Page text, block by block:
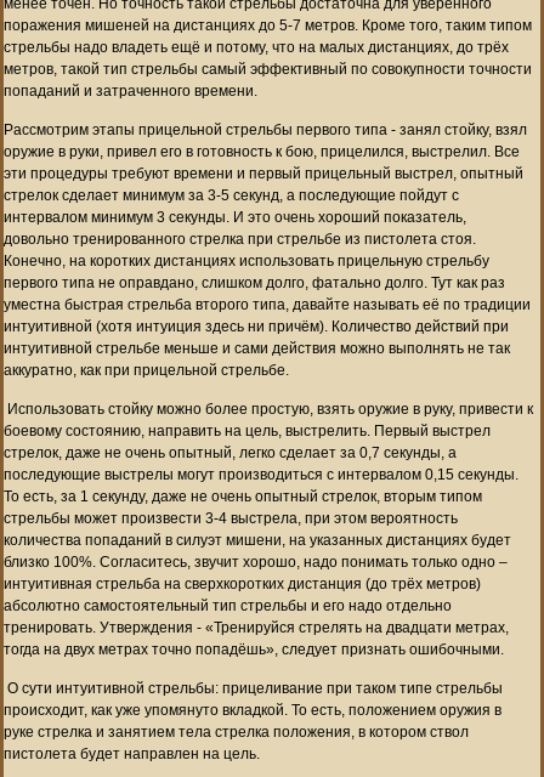
менее точен. Но точность такой стрельбы достаточна для уверенного
поражения мишеней на дистанциях до 5-7 метров. Кроме того, таким типом
стрельбы надо владеть ещё и потому, что на малых дистанциях, до трёх
метров, такой тип стрельбы самый эффективный по совокупности точности
попаданий и затраченного времени.
Рассмотрим этапы прицельной стрельбы первого типа - занял стойку, взял
оружие в руки, привел его в готовность к бою, прицелился, выстрелил. Все
эти процедуры требуют времени и первый прицельный выстрел, опытный
стрелок сделает минимум за 3-5 секунд, а последующие пойдут с
интервалом минимум 3 секунды. И это очень хороший показатель,
довольно тренированного стрелка при стрельбе из пистолета стоя.
Конечно, на коротких дистанциях использовать прицельную стрельбу
первого типа не оправдано, слишком долго, фатально долго. Тут как раз
уместна быстрая стрельба второго типа, давайте называть её по традиции
интуитивной (хотя интуиция здесь ни причём). Количество действий при
интуитивной стрельбе меньше и сами действия можно выполнять не так
аккуратно, как при прицельной стрельбе.
Использовать стойку можно более простую, взять оружие в руку, привести к
боевому состоянию, направить на цель, выстрелить. Первый выстрел
стрелок, даже не очень опытный, легко сделает за 0,7 секунды, а
последующие выстрелы могут производиться с интервалом 0,15 секунды.
То есть, за 1 секунду, даже не очень опытный стрелок, вторым типом
стрельбы может произвести 3-4 выстрела, при этом вероятность
количества попаданий в силуэт мишени, на указанных дистанциях будет
близко 100%. Согласитесь, звучит хорошо, надо понимать только одно –
интуитивная стрельба на сверхкоротких дистанция (до трёх метров)
абсолютно самостоятельный тип стрельбы и его надо отдельно
тренировать. Утверждения - «Тренируйся стрелять на двадцати метрах,
тогда на двух метрах точно попадёшь», следует признать ошибочными.
О сути интуитивной стрельбы: прицеливание при таком типе стрельбы
происходит, как уже упомянуто вкладкой. То есть, положением оружия в
руке стрелка и занятием тела стрелка положения, в котором ствол
пистолета будет направлен на цель.